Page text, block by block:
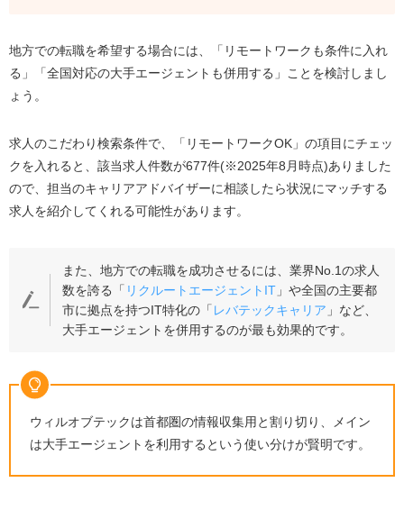
地方での転職を希望する場合には、「リモートワークも条件に入れ
る」「全国対応の大手エージェントも併用する」ことを検討しまし
ょう。
求人のこだわり検索条件で、「リモートワークOK」の項目にチェッ
クを入れると、該当求人件数が677件(※2025年8月時点)ありました
ので、担当のキャリアアドバイザーに相談したら状況にマッチする
求人を紹介してくれる可能性があります。
また、地方での転職を成功させるには、業界No.1の求人
数を誇る「 リクルートエージェントIT 」や全国の主要都
市に拠点を持つIT特化の「 レバテックキャリア 」など、
大手エージェントを併用するのが最も効果的です。
ウィルオブテックは首都圏の情報収集用と割り切り、メイン
は大手エージェントを利用するという使い分けが賢明です。